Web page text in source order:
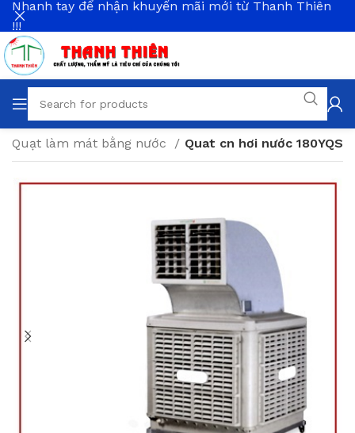
Quạt làm mát bằng nước Quat cn hơi nước 180YQS
Nhanh tay để nhận khuyến mãi mới từ Thanh Thiên
!!!